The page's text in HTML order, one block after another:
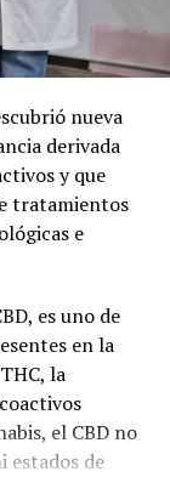
nueva
derivada
y que
tratamientos
e
es uno de
en la
la
el CBD no
estados de